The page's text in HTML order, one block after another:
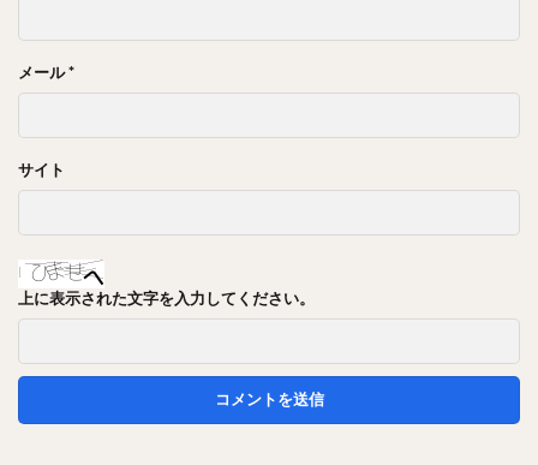
メール*
サイト
上に表示された文字を入力してください。